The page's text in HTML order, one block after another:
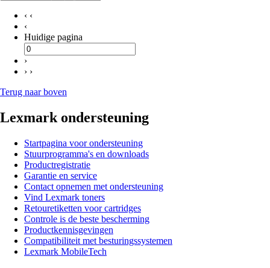
‹ ‹
‹
Huidige pagina
›
› ›
Terug naar boven
Lexmark ondersteuning
Startpagina voor ondersteuning
Stuurprogramma's en downloads
Productregistratie
Garantie en service
Contact opnemen met ondersteuning
Vind Lexmark toners
Retouretiketten voor cartridges
Controle is de beste bescherming
Productkennisgevingen
Compatibiliteit met besturingssystemen
Lexmark MobileTech